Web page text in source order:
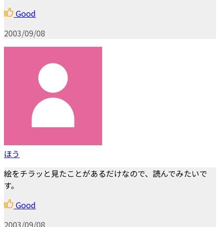
Good
2003/09/08
ほう
絵をチラッと見たことがあるだけなので、読んでみたいで
す。
Good
2003/09/08